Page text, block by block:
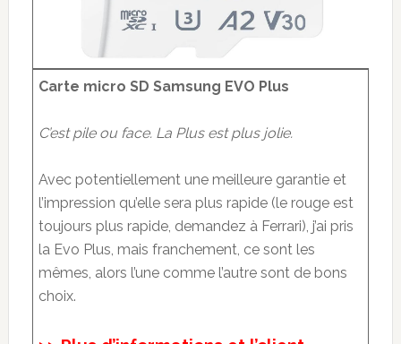
Carte micro SD Samsung EVO Plus
C’est pile ou face. La Plus est plus jolie.
Avec potentiellement une meilleure garantie et
l’impression qu’elle sera plus rapide (le rouge est
toujours plus rapide, demandez à Ferrari), j’ai pris
la Evo Plus, mais franchement, ce sont les
mêmes, alors l’une comme l’autre sont de bons
choix.